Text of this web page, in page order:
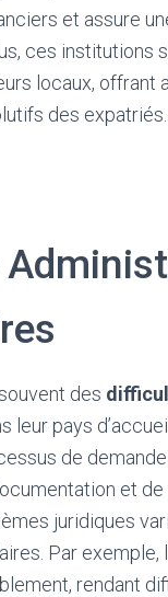
et assure
ces institutions
locaux, offrant
des expatriés.
des
leur pays
de
et
juridiques
Par exemple,
rendant